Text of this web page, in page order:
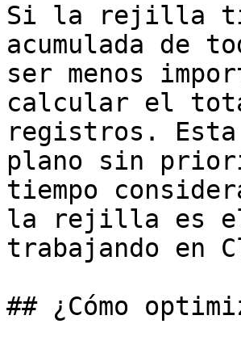
Si la rejilla
acumulada de
ser menos
calcular el
registros. Esta
plano sin
tiempo
la rejilla es
trabajando en
## ¿Cómo